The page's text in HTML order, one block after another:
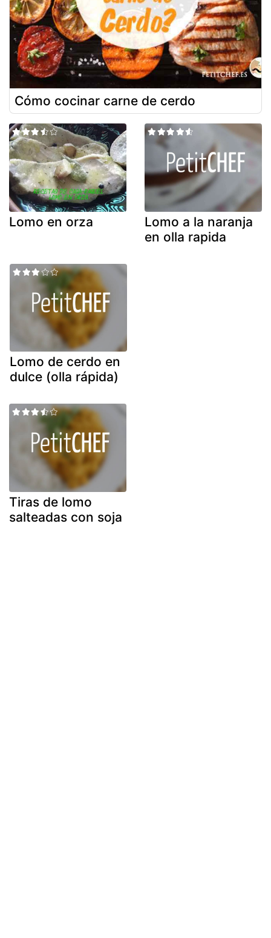
Cómo cocinar carne de cerdo
Lomo en orza
Lomo a la naranja
en olla rapida
Lomo de cerdo en
dulce (olla rápida)
Tiras de lomo
salteadas con soja